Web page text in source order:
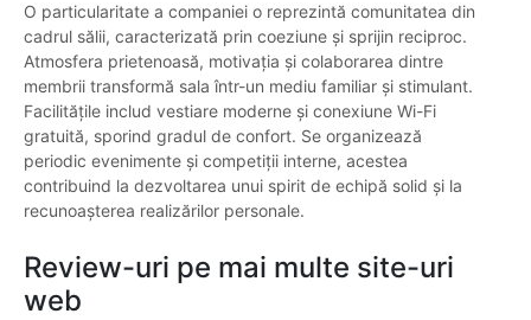
O particularitate a companiei o reprezintă comunitatea din
cadrul sălii, caracterizată prin coeziune și sprijin reciproc.
Atmosfera prietenoasă, motivația și colaborarea dintre
membrii transformă sala într-un mediu familiar și stimulant.
Facilitățile includ vestiare moderne și conexiune Wi-Fi
gratuită, sporind gradul de confort. Se organizează
periodic evenimente și competiții interne, acestea
contribuind la dezvoltarea unui spirit de echipă solid și la
recunoașterea realizărilor personale.
Review-uri pe mai multe site-uri
web